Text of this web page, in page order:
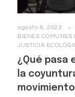
agosto 8, 2023
BIENES COMUNES
JUSTICIA
¿Qué pasa
la